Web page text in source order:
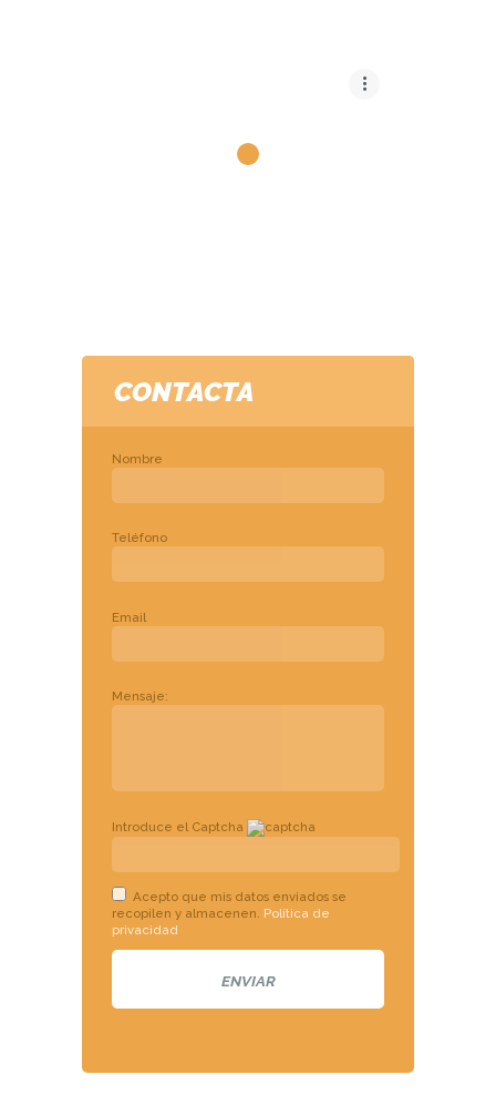
TÍTULOS NÁUTICOS
CONTACTA
Nombre
Teléfono
Email
Mensaje:
Introduce el Captcha
Acepto que mis datos enviados se
recopilen y almacenen. Política de
privacidad